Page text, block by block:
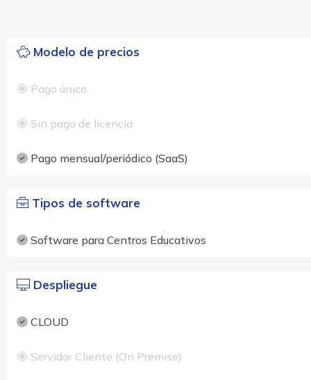
Modelo de precios
Pago único
Sin pago de licencia
Pago mensual/periódico (SaaS)
Tipos de software
Software para Centros Educativos
Despliegue
CLOUD
Servidor Cliente (On Premise)